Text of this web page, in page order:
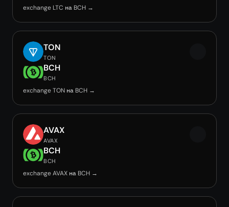
exchange LTC на BCH →
TON
TON
BCH
BCH
exchange TON на BCH →
AVAX
AVAX
BCH
BCH
exchange AVAX на BCH →